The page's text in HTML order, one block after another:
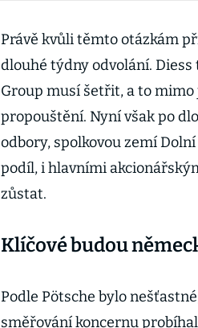
Právě kvůli těmto otázkám
dlouhé týdny odvolání.
Group musí šetřit, a to
propouštění. Nyní však po
odbory, spolkovou zemí
podíl, i hlavními
zůstat.
Klíčové budou
Podle Pötsche bylo
směřování koncernu